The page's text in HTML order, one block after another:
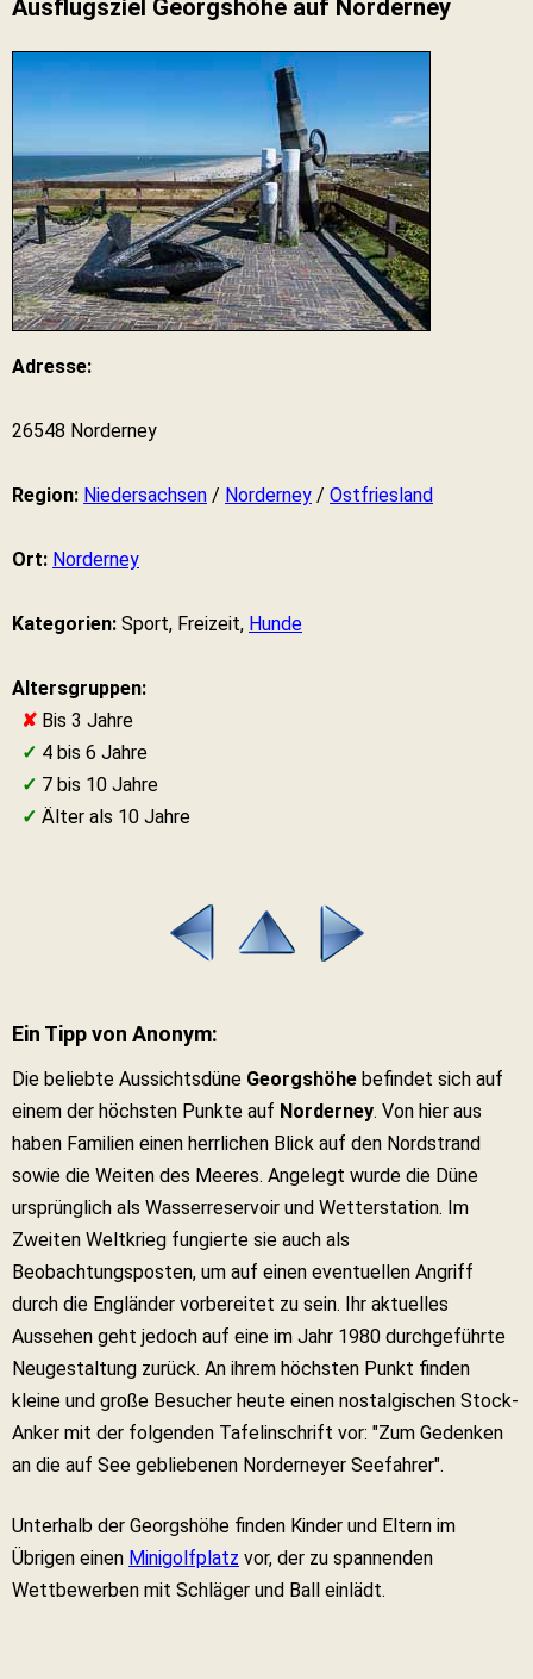
Ausflugsziel Georgshöhe auf Norderney
Adresse:
26548 Norderney
Region: Niedersachsen / Norderney / Ostfriesland
Ort: Norderney
Kategorien: Sport, Freizeit, Hunde
Altersgruppen:
✘ Bis 3 Jahre
✓ 4 bis 6 Jahre
✓ 7 bis 10 Jahre
✓ Älter als 10 Jahre
Ein Tipp von Anonym:
Die beliebte Aussichtsdüne Georgshöhe befindet sich auf
einem der höchsten Punkte auf Norderney. Von hier aus
haben Familien einen herrlichen Blick auf den Nordstrand
sowie die Weiten des Meeres. Angelegt wurde die Düne
ursprünglich als Wasserreservoir und Wetterstation. Im
Zweiten Weltkrieg fungierte sie auch als
Beobachtungsposten, um auf einen eventuellen Angriff
durch die Engländer vorbereitet zu sein. Ihr aktuelles
Aussehen geht jedoch auf eine im Jahr 1980 durchgeführte
Neugestaltung zurück. An ihrem höchsten Punkt finden
kleine und große Besucher heute einen nostalgischen Stock-
Anker mit der folgenden Tafelinschrift vor: "Zum Gedenken
an die auf See gebliebenen Norderneyer Seefahrer".
Unterhalb der Georgshöhe finden Kinder und Eltern im
Übrigen einen Minigolfplatz vor, der zu spannenden
Wettbewerben mit Schläger und Ball einlädt.